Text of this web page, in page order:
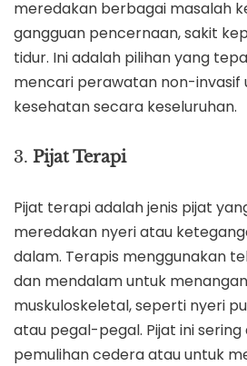
meredakan berbagai masalah
gangguan pencernaan, sakit
tidur. Ini adalah pilihan yang
mencari perawatan non-invasif
kesehatan secara keseluruhan.
3. Pijat Terapi
Pijat terapi adalah jenis pijat
meredakan nyeri atau
dalam. Terapis menggunakan
dan mendalam untuk
muskuloskeletal, seperti nyeri
atau pegal-pegal. Pijat ini
pemulihan cedera atau untuk